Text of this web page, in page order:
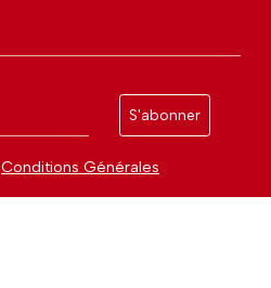
S'abonner
Conditions Générales